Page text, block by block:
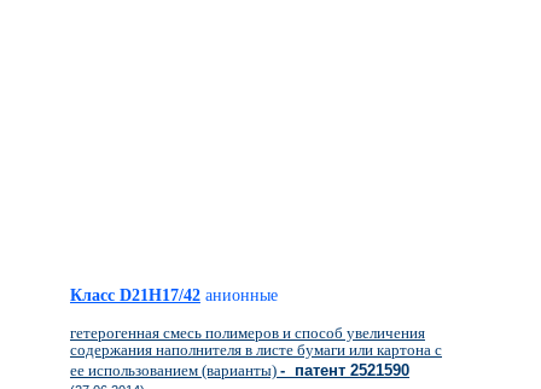
Класс D21H17/42 анионные
гетерогенная смесь полимеров и способ увеличения
содержания наполнителя в листе бумаги или картона с
ее использованием (варианты) - патент 2521590